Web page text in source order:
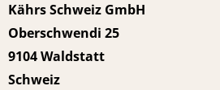
Kährs Schweiz GmbH
Oberschwendi 25
9104 Waldstatt
Schweiz